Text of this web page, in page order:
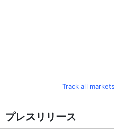
Track all
プレスリリース